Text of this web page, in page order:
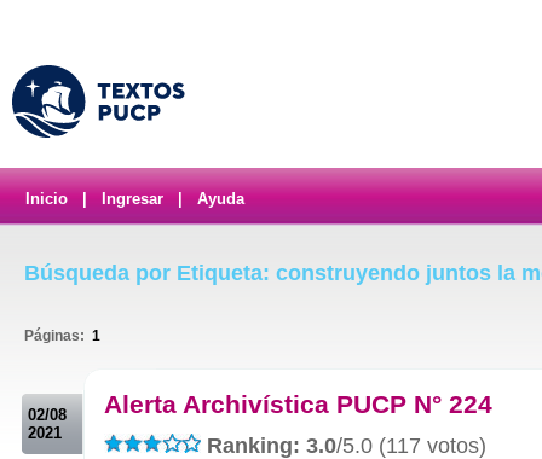
Inicio Ingresar Ayuda
Búsqueda por Etiqueta: construyendo juntos la
Páginas: 1
02/08
2021
Alerta Archivística PUCP N° 224
Ranking: 3.0/5.0 (117 votos)